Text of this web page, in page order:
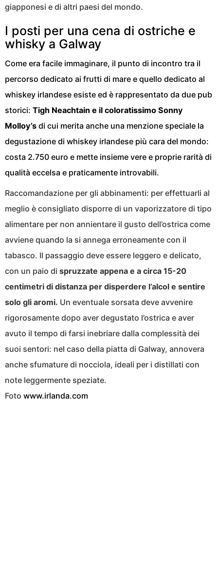
giapponesi e di altri paesi del mondo.
I posti per una cena di ostriche e
whisky a Galway
Come era facile immaginare, il punto di incontro tra il
percorso dedicato ai frutti di mare e quello dedicato al
whiskey irlandese esiste ed è rappresentato da due pub
storici: Tigh Neachtain e il coloratissimo Sonny
Molloy’s di cui merita anche una menzione speciale la
degustazione di whiskey irlandese più cara del mondo:
costa 2.750 euro e mette insieme vere e proprie rarità di
qualità eccelsa e praticamente introvabili.
Raccomandazione per gli abbinamenti: per effettuarli al
meglio è consigliato disporre di un vaporizzatore di tipo
alimentare per non annientare il gusto dell’ostrica come
avviene quando la si annega erroneamente con il
tabasco. Il passaggio deve essere leggero e delicato,
con un paio di spruzzate appena e a circa 15-20
centimetri di distanza per disperdere l’alcol e sentire
solo gli aromi. Un eventuale sorsata deve avvenire
rigorosamente dopo aver degustato l’ostrica e aver
avuto il tempo di farsi inebriare dalla complessità dei
suoi sentori: nel caso della piatta di Galway, annovera
anche sfumature di nocciola, ideali per i distillati con
note leggermente speziate.
Foto www.irlanda.com